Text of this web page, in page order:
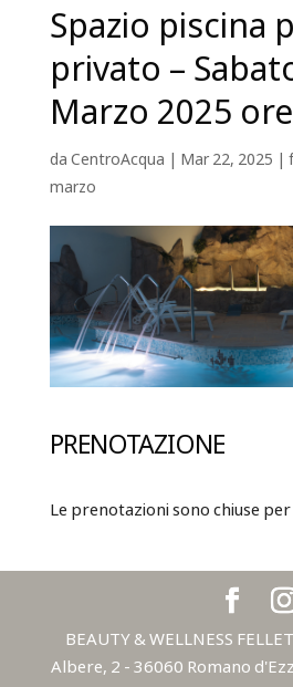
Spazio piscina
privato –
Marzo 2025
daCentroAcqua | Mar 22, 2025 |
marzo
PRENOTAZIONE
Le prenotazioni sono chiuse
BEAUTY & WELLNESS
Albere, 2 - 36060 Romano